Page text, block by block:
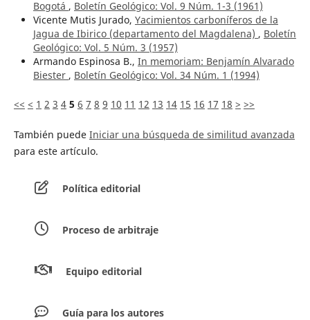
Bogotá , Boletín Geológico: Vol. 9 Núm. 1-3 (1961)
Vicente Mutis Jurado, Yacimientos carboníferos de la
Jagua de Ibirico (departamento del Magdalena) , Boletín
Geológico: Vol. 5 Núm. 3 (1957)
Armando Espinosa B., In memoriam: Benjamín Alvarado
Biester , Boletín Geológico: Vol. 34 Núm. 1 (1994)
<< < 1 2 3 4 5 6 7 8 9 10 11 12 13 14 15 16 17 18 > >>
También puede Iniciar una búsqueda de similitud avanzada
para este artículo.
Política editorial
Proceso de arbitraje
Equipo editorial
Guía para los autores